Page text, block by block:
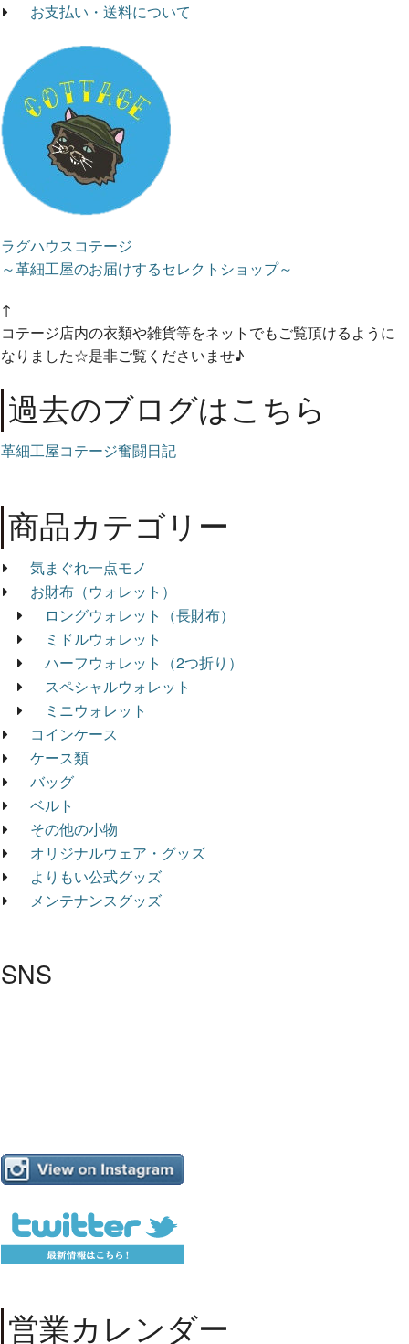
お支払い・送料について
ラグハウスコテージ
～革細工屋のお届けするセレクトショップ～
↑
コテージ店内の衣類や雑貨等をネットでもご覧頂けるように
なりました☆是非ご覧くださいませ♪
過去のブログはこちら
革細工屋コテージ奮闘日記
商品カテゴリー
気まぐれ一点モノ
お財布（ウォレット）
ロングウォレット（長財布）
ミドルウォレット
ハーフウォレット（2つ折り）
スペシャルウォレット
ミニウォレット
コインケース
ケース類
バッグ
ベルト
その他の小物
オリジナルウェア・グッズ
よりもい公式グッズ
メンテナンスグッズ
SNS
営業カレンダー